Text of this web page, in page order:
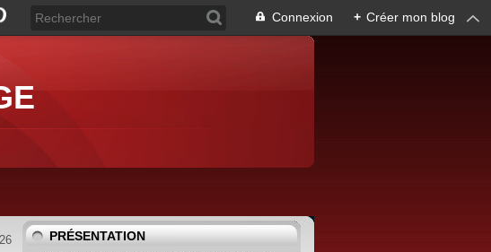
Connexion + Créer mon blog
PRÉSENTATION